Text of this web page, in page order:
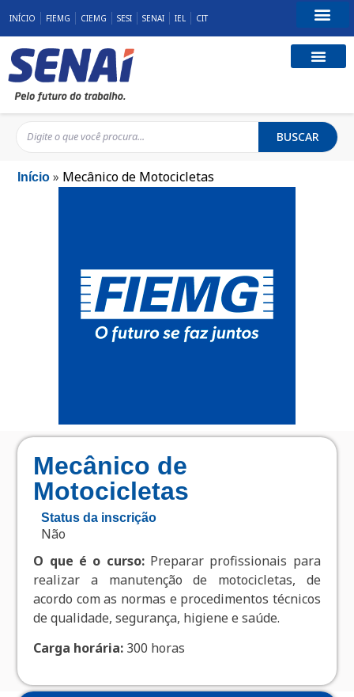
INÍCIO FIEMG CIEMG SESI SENAI IEL CIT
BUSCAR
Início » Mecânico de Motocicletas
Mecânico de
Motocicletas
Status da inscrição
Não
O que é o curso:Preparar profissionais para
realizar a manutenção de motocicletas, de
acordo com as normas e procedimentos técnicos
de qualidade, segurança, higiene e saúde.
Carga horária: 300 horas